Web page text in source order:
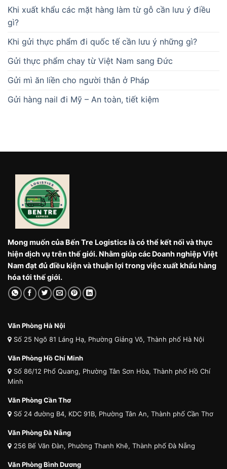
Khi xuất khẩu các mặt hàng làm từ gỗ cần lưu ý điều
gì?
Khi gửi thực phẩm đi quốc tế cần lưu ý những gì?
Gửi thực phẩm chay từ Việt Nam sang Đức
Gửi mì ăn liền cho người thân ở Pháp
Gửi hàng nail đi Mỹ – An toàn, tiết kiệm
Mong muốn của Bến Tre Logistics là có thể kết nối và thực
hiện dịch vụ trên thế giới. Nhằm giúp các Doanh nghiệp Việt
Nam đạt đủ điều kiện và thuận lợi trong việc xuất khẩu hàng
hóa tới thế giới.
Văn Phòng Hà Nội
Số 25 Ngõ 81 Láng Hạ, Phường Giảng Võ, Thành phố Hà Nội
Văn Phòng Hồ Chí Minh
Số 86/12 Phổ Quang, Phường Tân Sơn Hòa, Thành phố Hồ Chí
Minh
Văn Phòng Cần Thơ
Số 24 đường B4, KDC 91B, Phường Tân An, Thành phố Cần Thơ
Văn Phòng Đà Nẵng
256 Bế Văn Đàn, Phường Thanh Khê, Thành phố Đà Nẵng
Văn Phòng Bình Dương